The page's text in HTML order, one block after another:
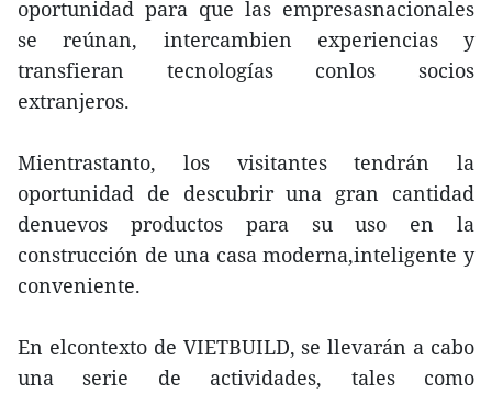
oportunidad para que las empresasnacionales
se reúnan, intercambien experiencias y
transfieran tecnologías conlos socios
extranjeros.
Mientrastanto, los visitantes tendrán la
oportunidad de descubrir una gran cantidad
denuevos productos para su uso en la
construcción de una casa moderna,inteligente y
conveniente.
En elcontexto de VIETBUILD, se llevarán a cabo
una serie de actividades, tales como